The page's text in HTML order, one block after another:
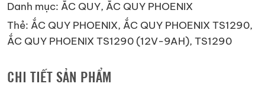
Danh mục: ẮC QUY, ẮC QUY PHOENIX
Thẻ: ẮC QUY PHOENIX, ẮC QUY PHOENIX TS1290,
ẮC QUY PHOENIX TS1290 (12V-9AH), TS1290
CHI TIẾT SẢN PHẨM